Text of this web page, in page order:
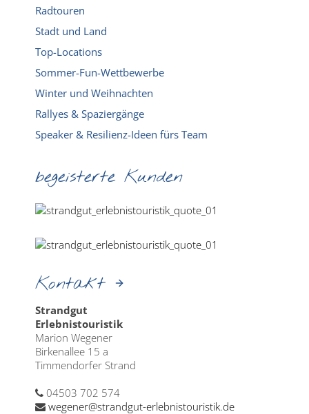
Radtouren
Stadt und Land
Top-Locations
Sommer-Fun-Wettbewerbe
Winter und Weihnachten
Rallyes & Spaziergänge
Speaker & Resilienz-Ideen fürs Team
begeisterte Kunden
Kontakt
Strandgut
Erlebnistouristik
Marion Wegener
Birkenallee 15 a
Timmendorfer Strand
04503 702 574
wegener@strandgut-erlebnistouristik.de